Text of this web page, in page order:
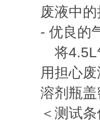
废液中
- 优良的
将4.5L
用担心
溶剂瓶
＜测试